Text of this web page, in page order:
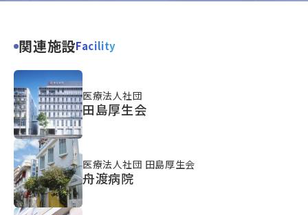
関連施設Facility
医療法人社団
田島厚生会
医療法人社団 田島厚生会
舟渡病院